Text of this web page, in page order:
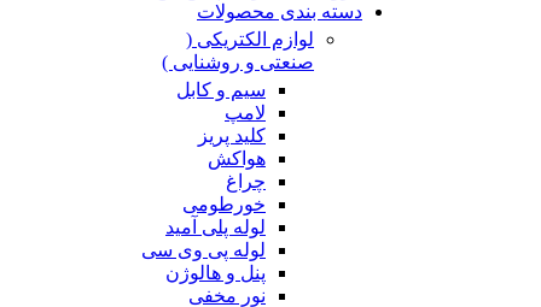
دسته بندی محصولات
لوازم الکتریکی (
صنعتی و روشنایی )
سیم و کابل
لامپ
کلید پریز
هواکش
چراغ
خورطومی
لوله پلی آمید
لوله پی وی سی
پنل و هالوژن
نور مخفی